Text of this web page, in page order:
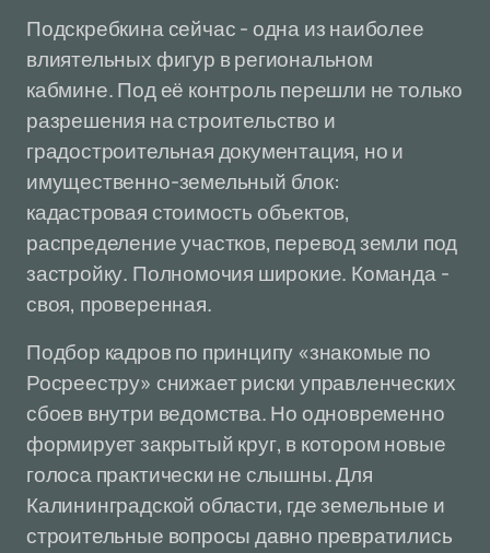
Подскребкина сейчас - одна из наиболее
влиятельных фигур в региональном
кабмине. Под её контроль перешли не только
разрешения на строительство и
градостроительная документация, но и
имущественно-земельный блок:
кадастровая стоимость объектов,
распределение участков, перевод земли под
застройку. Полномочия широкие. Команда -
своя, проверенная.
Подбор кадров по принципу «знакомые по
Росреестру» снижает риски управленческих
сбоев внутри ведомства. Но одновременно
формирует закрытый круг, в котором новые
голоса практически не слышны. Для
Калининградской области, где земельные и
строительные вопросы давно превратились